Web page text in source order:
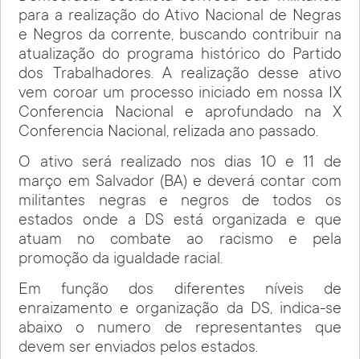
para a realização do Ativo Nacional de Negras
e Negros da corrente, buscando contribuir na
atualização do programa histórico do Partido
dos Trabalhadores. A realização desse ativo
vem coroar um processo iniciado em nossa IX
Conferencia Nacional e aprofundado na X
Conferencia Nacional, relizada ano passado.
O ativo será realizado nos dias 10 e 11 de
março em Salvador (BA) e deverá contar com
militantes negras e negros de todos os
estados onde a DS está organizada e que
atuam no combate ao racismo e pela
promoção da igualdade racial.
Em função dos diferentes níveis de
enraizamento e organização da DS, indica-se
abaixo o numero de representantes que
devem ser enviados pelos estados.